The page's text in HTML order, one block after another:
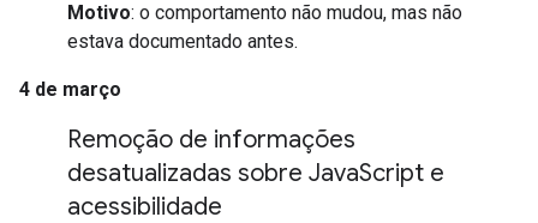
Motivo: o comportamento não mudou, mas não
estava documentado antes.
4 de março
Remoção de informações
desatualizadas sobre JavaScript e
acessibilidade